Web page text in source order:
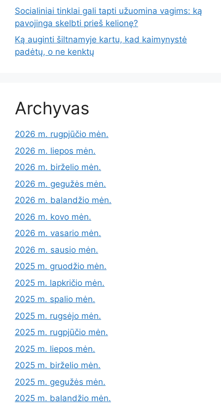
Socialiniai tinklai gali tapti užuomina vagims: ką
pavojinga skelbti prieš kelionę?
Ką auginti šiltnamyje kartu, kad kaimynystė
padėtų, o ne kenktų
Archyvas
2026 m. rugpjūčio mėn.
2026 m. liepos mėn.
2026 m. birželio mėn.
2026 m. gegužės mėn.
2026 m. balandžio mėn.
2026 m. kovo mėn.
2026 m. vasario mėn.
2026 m. sausio mėn.
2025 m. gruodžio mėn.
2025 m. lapkričio mėn.
2025 m. spalio mėn.
2025 m. rugsėjo mėn.
2025 m. rugpjūčio mėn.
2025 m. liepos mėn.
2025 m. birželio mėn.
2025 m. gegužės mėn.
2025 m. balandžio mėn.